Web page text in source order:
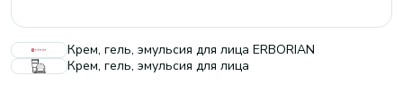
Крем, гель, эмульсия для лица ERBORIAN
Крем, гель, эмульсия для лица